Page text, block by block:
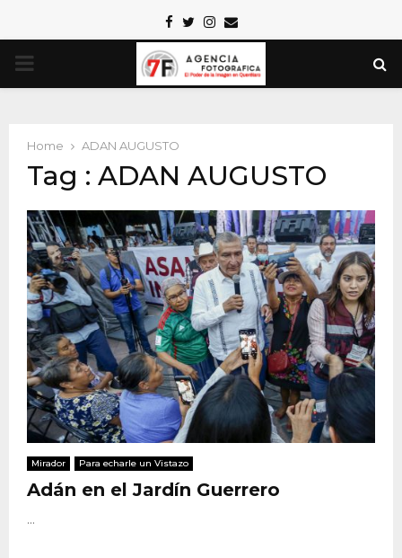
Facebook
TwitterInstagram
Email
PRIMARY
Home ADAN AUGUSTO
Tag : ADAN AUGUSTO
Mirador Para echarle un Vistazo
Adán en el Jardín Guerrero
...